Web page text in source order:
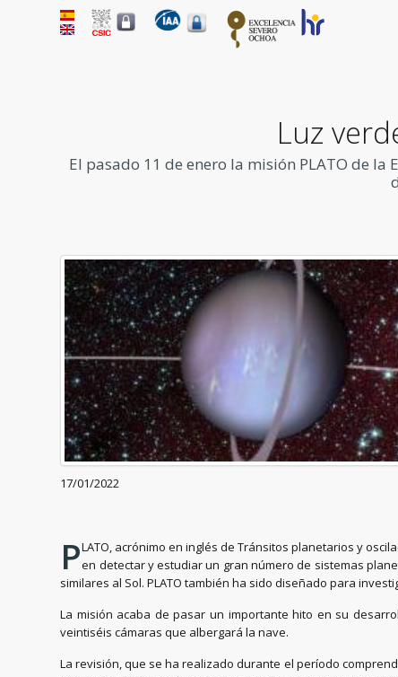
Luz
El pasado 11 de enero la misión PLATO de
17/01/2022
PLATO, acrónimo en inglés de Tránsitos planetarios y
en detectar y estudiar un gran número de sistemas
similares al Sol. PLATO también ha sido diseñado para
La misión acaba de pasar un importante hito en su
veintiséis cámaras que albergará la nave.
La revisión, que se ha realizado durante el período